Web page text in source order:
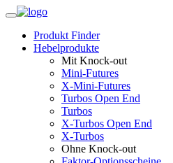
Produkt Finder
Hebelprodukte
Mit Knock-out
Mini-Futures
X-Mini-Futures
Turbos Open End
Turbos
X-Turbos Open End
X-Turbos
Ohne Knock-out